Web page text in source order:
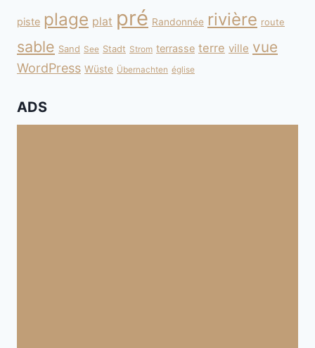
piste plage plat pré Randonnée rivière route
sable Sand See Stadt Strom terrasse terre ville vue
WordPress Wüste Übernachten église
ADS